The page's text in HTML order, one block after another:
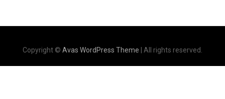
Copyright © Avas WordPress Theme | All rights reserved.